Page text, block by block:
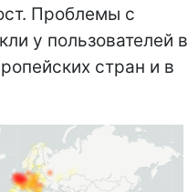
Проблемы с
у пользователей в
стран и в